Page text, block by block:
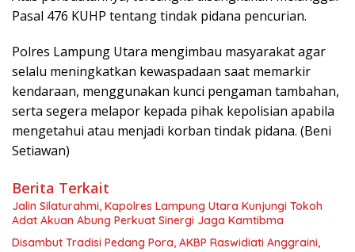
Pasal 476 KUHP tentang tindak pidana pencurian.
Polres Lampung Utara mengimbau masyarakat agar
selalu meningkatkan kewaspadaan saat memarkir
kendaraan, menggunakan kunci pengaman tambahan,
serta segera melapor kepada pihak kepolisian apabila
mengetahui atau menjadi korban tindak pidana. (Beni
Setiawan)
Berita Terkait
Jalin Silaturahmi, Kapolres Lampung Utara Kunjungi Tokoh
Adat Akuan Abung Perkuat Sinergi Jaga Kamtibma
Disambut Tradisi Pedang Pora, AKBP Raswidiati Anggraini,